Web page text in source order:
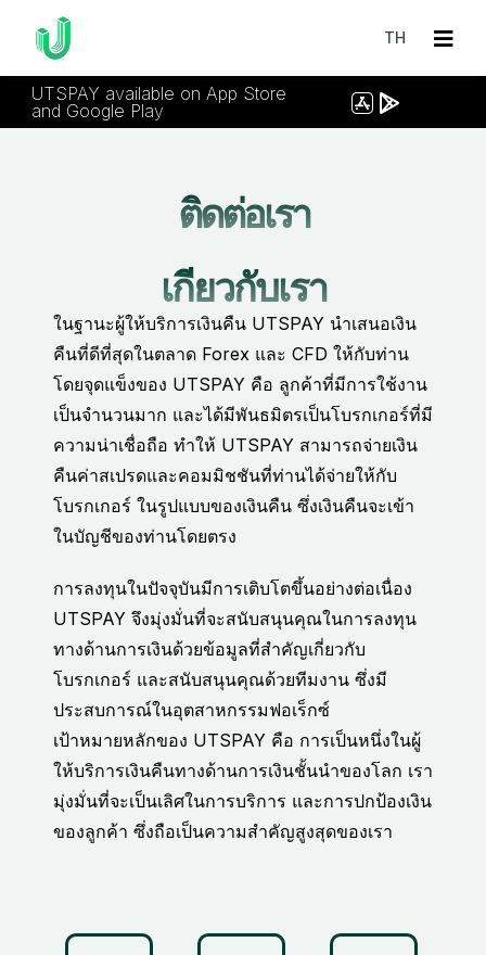
TH
UTSPAY available on App Store
and Google Play
ติดต่อเรา
เกี่ยวกับเรา
ในฐานะผู้ให้บริการเงินคืน UTSPAY นำเสนอเงิน
คืนที่ดีที่สุดในตลาด Forex และ CFD ให้กับท่าน
โดยจุดแข็งของ UTSPAY คือ ลูกค้าที่มีการใช้งาน
เป็นจำนวนมาก และได้มีพันธมิตรเป็นโบรกเกอร์ที่มี
ความน่าเชื่อถือ ทำให้ UTSPAY สามารถจ่ายเงิน
คืนค่าสเปรดและคอมมิชชันที่ท่านได้จ่ายให้กับ
โบรกเกอร์ ในรูปแบบของเงินคืน ซึ่งเงินคืนจะเข้า
ในบัญชีของท่านโดยตรง
การลงทุนในปัจจุบันมีการเติบโตขึ้นอย่างต่อเนื่อง
UTSPAY จึงมุ่งมั่นที่จะสนับสนุนคุณในการลงทุน
ทางด้านการเงินด้วยข้อมูลที่สำคัญเกี่ยวกับ
โบรกเกอร์ และสนับสนุนคุณด้วยทีมงาน ซึ่งมี
ประสบการณ์ในอุตสาหกรรมฟอเร็กซ์
เป้าหมายหลักของ UTSPAY คือ การเป็นหนึ่งในผู้
ให้บริการเงินคืนทางด้านการเงินชั้นนำของโลก เรา
มุ่งมั่นที่จะเป็นเลิศในการบริการ และการปกป้องเงิน
ของลูกค้า ซึ่งถือเป็นความสำคัญสูงสุดของเรา